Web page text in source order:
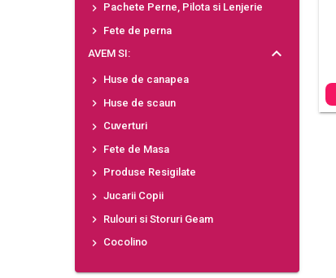
Pachete Perne, Pilota si Lenjerie
Fete de perna
AVEM SI:
Huse de canapea
Huse de scaun
Cuverturi
Fete de Masa
Produse Resigilate
Jucarii Copii
Rulouri si Storuri Geam
Cocolino